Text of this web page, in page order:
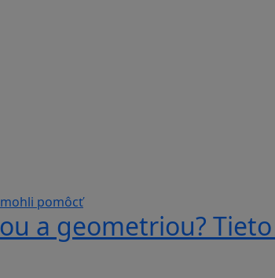
a geometriou?